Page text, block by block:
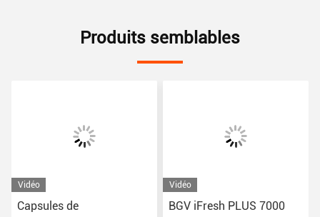
Produits semblables
Vidéo
Capsules de
Vidéo
BGV iFresh PLUS 7000